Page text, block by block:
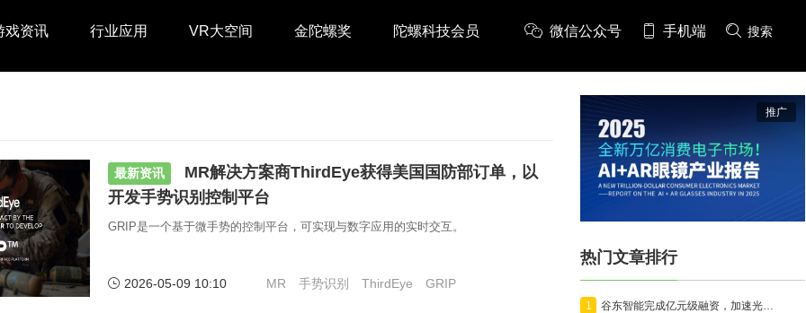
戏资讯 行业应用 VR大空间 金陀螺奖 陀螺科技会员 微信公众号 手机端 搜索
最新资讯
MR解决方案商ThirdEye获得美国国防部订单，以
开发手势识别控制平台
GRIP是一个基于微手势的控制平台，可实现与数字应用的实时交互。
2026-05-09 10:10 MR 手势识别 ThirdEye GRIP
推广
热门文章排行
1